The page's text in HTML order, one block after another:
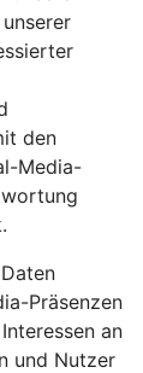
den
Media-
Präsenzen
an
und Nutzer